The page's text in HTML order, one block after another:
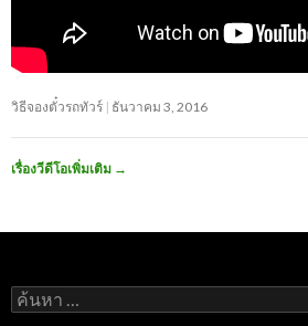
วิธีจองตั๋วรถทัวร์ ธันวาคม 3, 2016
เรื่องวีดีโอเพิ่มเติม →
ค้นหา
สำหรับ: